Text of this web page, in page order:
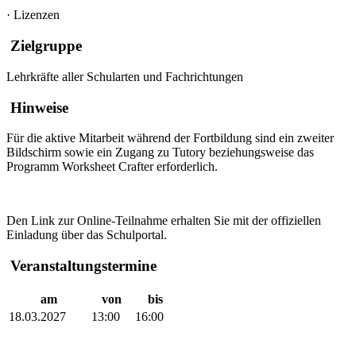
· Lizenzen
Zielgruppe
Lehrkräfte aller Schularten und Fachrichtungen
Hinweise
Für die aktive Mitarbeit während der Fortbildung sind ein zweiter
Bildschirm sowie ein Zugang zu Tutory beziehungsweise das
Programm Worksheet Crafter erforderlich.
Den Link zur Online-Teilnahme erhalten Sie mit der offiziellen
Einladung über das Schulportal.
Veranstaltungstermine
am von
bis
18.03.2027
13:00 16:00